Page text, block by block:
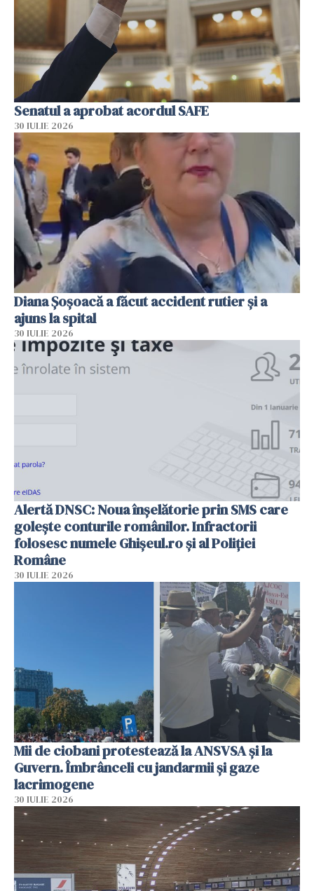
Senatul a aprobat acordul SAFE
30 IULIE 2026
Diana Șoșoacă a făcut accident rutier și a
ajuns la spital
30 IULIE 2026
Alertă DNSC: Noua înșelătorie prin SMS care
golește conturile românilor. Infractorii
folosesc numele Ghișeul.ro și al Poliției
Române
30 IULIE 2026
Mii de ciobani protestează la ANSVSA și la
Guvern. Îmbrânceli cu jandarmii și gaze
lacrimogene
30 IULIE 2026